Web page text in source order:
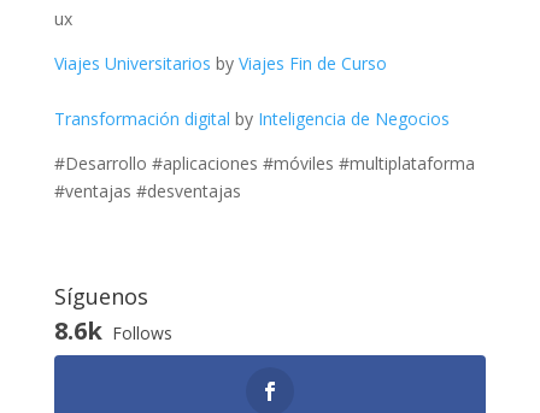
ux
Viajes Universitarios by Viajes Fin de Curso
Transformación digital by Inteligencia de Negocios
#Desarrollo #aplicaciones #móviles #multiplataforma
#ventajas #desventajas
Síguenos
8.6k Follows